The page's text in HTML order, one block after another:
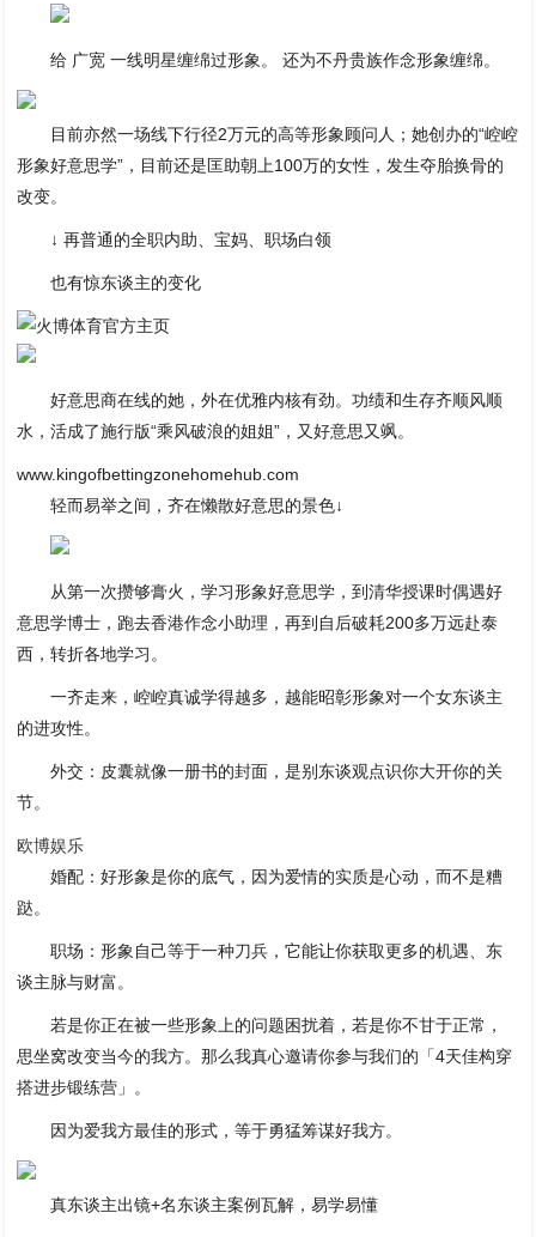
给 广宽 一线明星缠绵过形象。 还为不丹贵族作念形象缠绵。
目前亦然一场线下行径2万元的高等形象顾问人；她创办的“崆崆
形象好意思学”，目前还是匡助朝上100万的女性，发生夺胎换骨的
改变。
↓ 再普通的全职内助、宝妈、职场白领
也有惊东谈主的变化
好意思商在线的她，外在优雅内核有劲。功绩和生存齐顺风顺
水，活成了施行版“乘风破浪的姐姐”，又好意思又飒。
www.kingofbettingzonehomehub.com
轻而易举之间，齐在懒散好意思的景色↓
从第一次攒够膏火，学习形象好意思学，到清华授课时偶遇好
意思学博士，跑去香港作念小助理，再到自后破耗200多万远赴泰
西，转折各地学习。
一齐走来，崆崆真诚学得越多，越能昭彰形象对一个女东谈主
的进攻性。
外交：皮囊就像一册书的封面，是别东谈观点识你大开你的关
节。
欧博娱乐
婚配：好形象是你的底气，因为爱情的实质是心动，而不是糟
跶。
职场：形象自己等于一种刀兵，它能让你获取更多的机遇、东
谈主脉与财富。
若是你正在被一些形象上的问题困扰着，若是你不甘于正常，
思坐窝改变当今的我方。那么我真心邀请你参与我们的「4天佳构穿
搭进步锻练营」。
因为爱我方最佳的形式，等于勇猛筹谋好我方。
真东谈主出镜+名东谈主案例瓦解，易学易懂